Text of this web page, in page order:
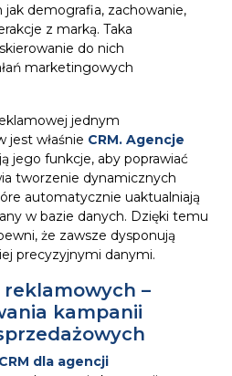
demografia, zachowanie,
z marką. Taka
do nich
marketingowych
jednym
jest właśnie CRM. Agencje
jego funkcje, aby poprawiać
tworzenie dynamicznych
automatycznie uaktualniają
w bazie danych. Dzięki temu
że zawsze dysponują
precyzyjnymi danymi.
reklamowych –
kampanii
CRM dla agencji